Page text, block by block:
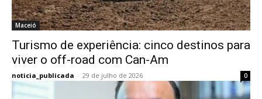
Maceió
Turismo de experiência: cinco destinos para
viver o off-road com Can-Am
noticia_publicada - 29 de julho de 2026 0